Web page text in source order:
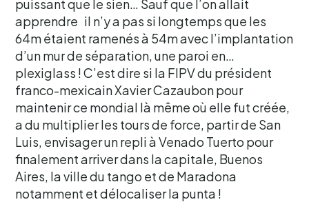
puissant que le sien… Sauf que l’on allait
apprendre il n’y a pas si longtemps que les
64m étaient ramenés à 54m avec l’implantation
d’un mur de séparation, une paroi en…
plexiglass ! C’est dire si la FIPV du président
franco-mexicain Xavier Cazaubon pour
maintenir ce mondial là même où elle fut créée,
a du multiplier les tours de force, partir de San
Luis, envisager un repli à Venado Tuerto pour
finalement arriver dans la capitale, Buenos
Aires, la ville du tango et de Maradona
notamment et délocaliser la punta !